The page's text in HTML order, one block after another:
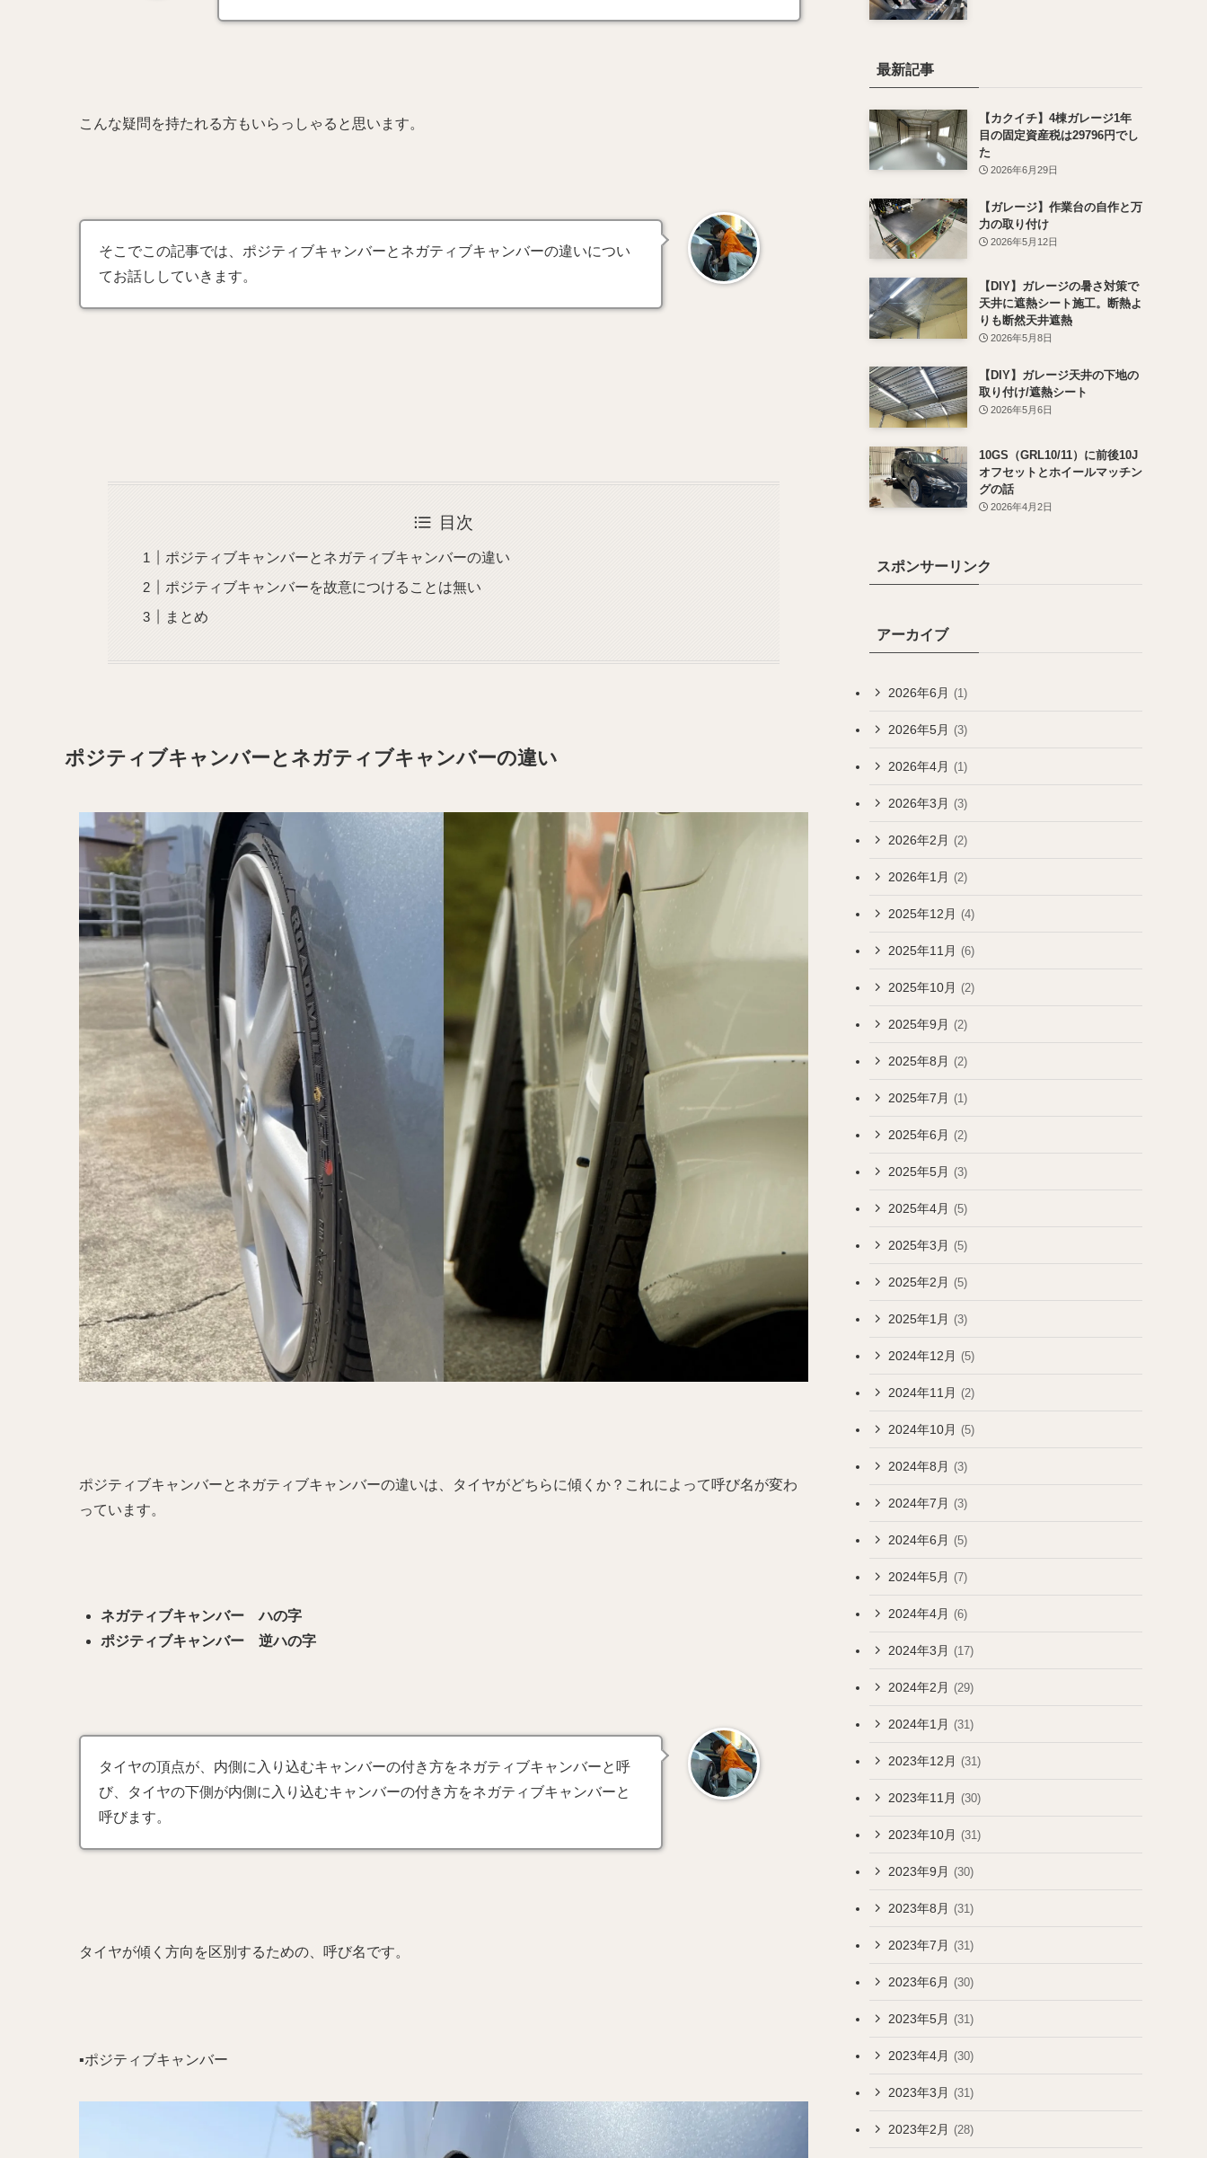
こんな疑問を持たれる方もいらっしゃると思います。
そこでこの記事では、ポジティブキャンバーとネガティブキャンバーの違いについ
てお話ししていきます。
目次
ポジティブキャンバーとネガティブキャンバーの違い
ポジティブキャンバーを故意につけることは無い
まとめ
ポジティブキャンバーとネガティブキャンバーの違い
ポジティブキャンバーとネガティブキャンバーの違いは、タイヤがどちらに傾くか？これによって呼び名が変わ
っています。
ネガティブキャンバー ハの字
ポジティブキャンバー 逆ハの字
タイヤの頂点が、内側に入り込むキャンバーの付き方をネガティブキャンバーと呼
び、タイヤの下側が内側に入り込むキャンバーの付き方をネガティブキャンバーと
呼びます。
タイヤが傾く方向を区別するための、呼び名です。
▪️ポジティブキャンバー
最新記事
【カクイチ】4棟ガレージ1年
目の固定資産税は29796円でし
た
2026年6月29日
【ガレージ】作業台の自作と万
力の取り付け
2026年5月12日
【DIY】ガレージの暑さ対策で
天井に遮熱シート施工。断熱よ
りも断然天井遮熱
2026年5月8日
【DIY】ガレージ天井の下地の
取り付け/遮熱シート
2026年5月6日
10GS（GRL10/11）に前後10J
オフセットとホイールマッチン
グの話
2026年4月2日
スポンサーリンク
アーカイブ
2026年6月 (1)
2026年5月 (3)
2026年4月 (1)
2026年3月 (3)
2026年2月 (2)
2026年1月 (2)
2025年12月 (4)
2025年11月 (6)
2025年10月 (2)
2025年9月 (2)
2025年8月 (2)
2025年7月 (1)
2025年6月 (2)
2025年5月 (3)
2025年4月 (5)
2025年3月 (5)
2025年2月 (5)
2025年1月 (3)
2024年12月 (5)
2024年11月 (2)
2024年10月 (5)
2024年8月 (3)
2024年7月 (3)
2024年6月 (5)
2024年5月 (7)
2024年4月 (6)
2024年3月 (17)
2024年2月 (29)
2024年1月 (31)
2023年12月 (31)
2023年11月 (30)
2023年10月 (31)
2023年9月 (30)
2023年8月 (31)
2023年7月 (31)
2023年6月 (30)
2023年5月 (31)
2023年4月 (30)
2023年3月 (31)
2023年2月 (28)